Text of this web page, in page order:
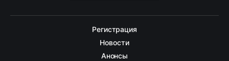
Регистрация
Новости
Анонсы